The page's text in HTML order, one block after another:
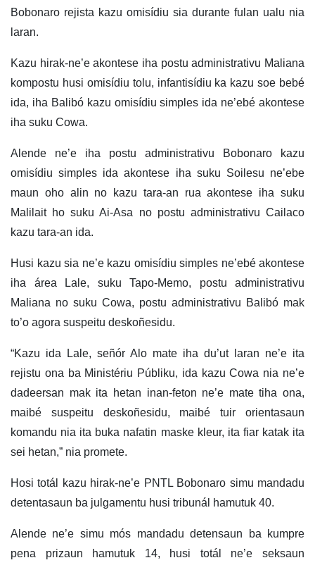
Bobonaro rejista kazu omisídiu sia durante fulan ualu nia
laran.
Kazu hirak-ne’e akontese iha postu administrativu Maliana
kompostu husi omisídiu tolu, infantisídiu ka kazu soe bebé
ida, iha Balibó kazu omisídiu simples ida ne’ebé akontese
iha suku Cowa.
Alende ne’e iha postu administrativu Bobonaro kazu
omisídiu simples ida akontese iha suku Soilesu ne’ebe
maun oho alin no kazu tara-an rua akontese iha suku
Malilait ho suku Ai-Asa no postu administrativu Cailaco
kazu tara-an ida.
Husi kazu sia ne’e kazu omisídiu simples ne’ebé akontese
iha área Lale, suku Tapo-Memo, postu administrativu
Maliana no suku Cowa, postu administrativu Balibó mak
to’o agora suspeitu deskoñesidu.
“Kazu ida Lale, señór Alo mate iha du’ut laran ne’e ita
rejistu ona ba Ministériu Públiku, ida kazu Cowa nia ne’e
dadeersan mak ita hetan inan-feton ne’e mate tiha ona,
maibé suspeitu deskoñesidu, maibé tuir orientasaun
komandu nia ita buka nafatin maske kleur, ita fiar katak ita
sei hetan,” nia promete.
Hosi totál kazu hirak-ne’e PNTL Bobonaro simu mandadu
detentasaun ba julgamentu husi tribunál hamutuk 40.
Alende ne’e simu mós mandadu detensaun ba kumpre
pena prizaun hamutuk 14, husi totál ne’e seksaun